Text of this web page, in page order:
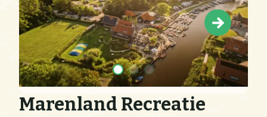
Marenland Recreatie